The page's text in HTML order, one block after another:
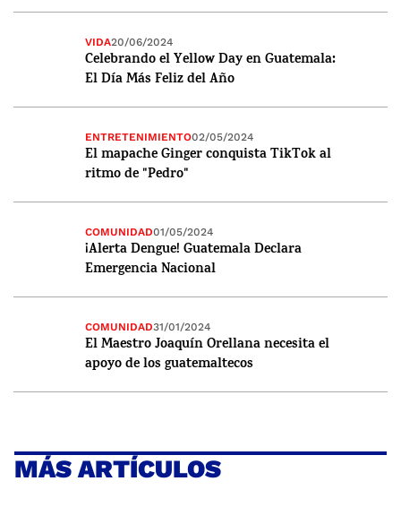
VIDA20/06/2024
Celebrando el Yellow Day en Guatemala:
El Día Más Feliz del Año
ENTRETENIMIENTO02/05/2024
El mapache Ginger conquista TikTok al
ritmo de "Pedro"
COMUNIDAD01/05/2024
¡Alerta Dengue! Guatemala Declara
Emergencia Nacional
COMUNIDAD31/01/2024
El Maestro Joaquín Orellana necesita el
apoyo de los guatemaltecos
MÁS ARTÍCULOS